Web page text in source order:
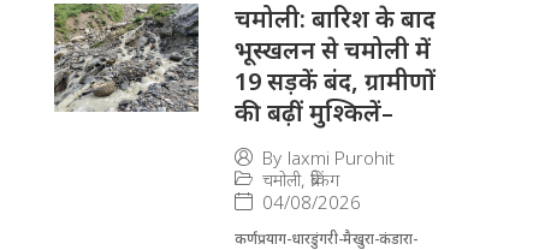
चमोली: बारिश के बाद
भूस्खलन से चमोली में
19 सड़कें बंद, ग्रामीणों
की बढ़ीं मुश्किलें–
By laxmi Purohit
चमोली, ब्रेकिंग
04/08/2026
कर्णप्रयाग-धारडुंगरी-मैखुरा-कंडारा-